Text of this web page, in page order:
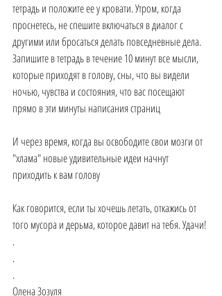
тетрадь и положите ее у кровати. Утром, когда
проснетесь, не спешите включаться в диалог с
другими или бросаться делать повседневные дела.
Запишите в тетрадь в течение 10 минут все мысли,
которые приходят в голову, сны, что вы видели
ночью, чувства и состояния, что вас посещают
прямо в эти минуты написания страниц
И через время, когда вы освободите свои мозги от
"хлама" новые удивительные идеи начнут
приходить к вам голову
Как говорится, если ты хочешь летать, откажись от
того мусора и дерьма, которое давит на тебя. Удачи!
.
.
.
Олена Зозуля